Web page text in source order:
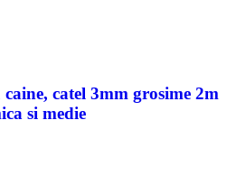
catel 3mm grosime 2m
si medie